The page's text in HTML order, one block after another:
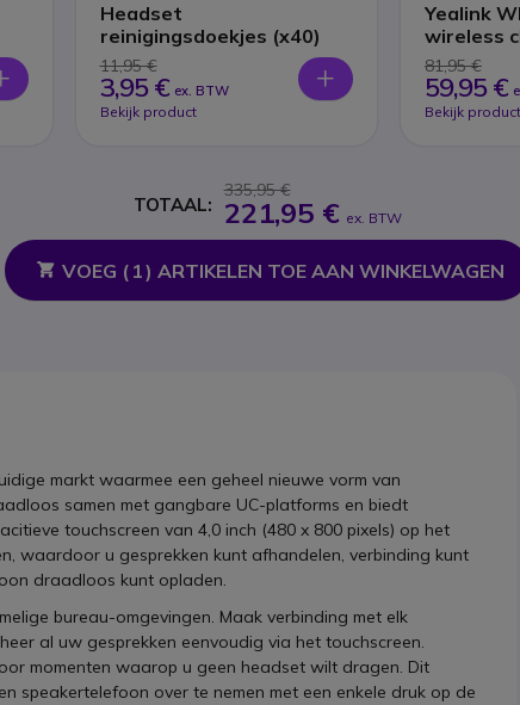
Headset
reinigingsdoekjes (x40)
11,95 €
3,95 € ex. BTW
Bekijk product
Yealink
wireless
81,95 €
59,95 €
Bekijk product
TOTAAL:
335,95 €
221,95 € ex. BTW
VOEG ( 1) ARTIKELEN TOE AAN WINKELWAGEN
markt waarmee een geheel nieuwe vorm van
samen met gangbare UC-platforms en biedt
touchscreen van 4,0 inch (480 x 800 pixels) op het
waardoor u gesprekken kunt afhandelen, verbinding kunt
draadloos kunt opladen.
bureau-omgevingen. Maak verbinding met elk
al uw gesprekken eenvoudig via het touchscreen.
momenten waarop u geen headset wilt dragen. Dit
speakertelefoon over te nemen met een enkele druk op de